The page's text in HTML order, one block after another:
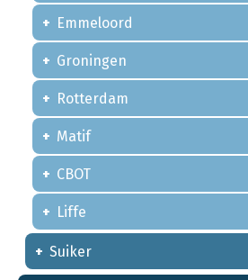
Emmeloord
Groningen
Rotterdam
Matif
CBOT
Liffe
Suiker